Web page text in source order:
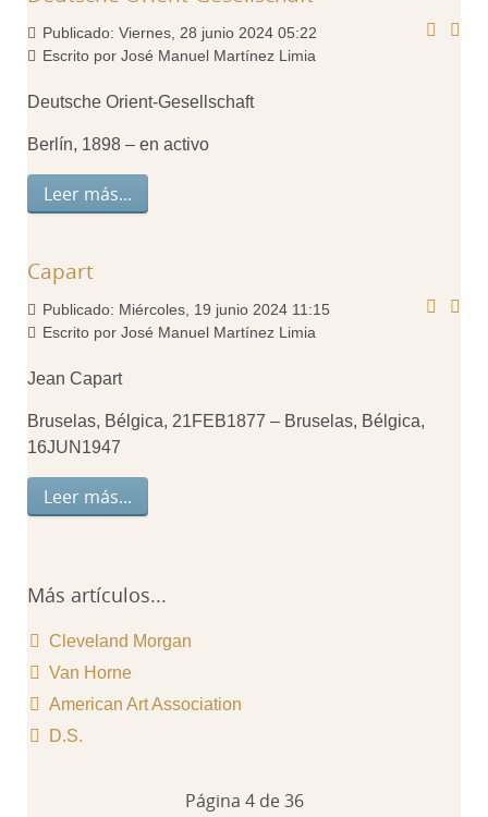
Publicado: Viernes, 28 junio 2024 05:22
Escrito por José Manuel Martínez Limia
Deutsche Orient-Gesellschaft
Berlín, 1898 – en activo
Leer más...
Capart
Publicado: Miércoles, 19 junio 2024 11:15
Escrito por José Manuel Martínez Limia
Jean Capart
Bruselas, Bélgica, 21FEB1877 – Bruselas, Bélgica,
16JUN1947
Leer más...
Más artículos...
Cleveland Morgan
Van Horne
American Art Association
D.S.
Página 4 de 36